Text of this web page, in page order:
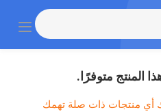
المنتج متوفرًا.
أي منتجات ذات صلة تهمك